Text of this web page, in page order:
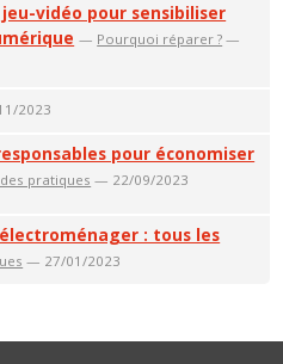
vidéo pour sensibiliser
— Pourquoi réparer ? —
2023
pour économiser
pratiques — 22/09/2023
: tous les
— 27/01/2023